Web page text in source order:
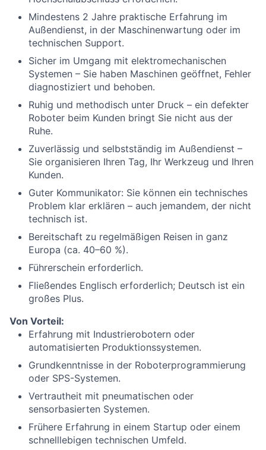
Mindestens 2 Jahre praktische Erfahrung im
Außendienst, in der Maschinenwartung oder im
technischen Support.
Sicher im Umgang mit elektromechanischen
Systemen – Sie haben Maschinen geöffnet, Fehler
diagnostiziert und behoben.
Ruhig und methodisch unter Druck – ein defekter
Roboter beim Kunden bringt Sie nicht aus der
Ruhe.
Zuverlässig und selbstständig im Außendienst –
Sie organisieren Ihren Tag, Ihr Werkzeug und Ihren
Kunden.
Guter Kommunikator: Sie können ein technisches
Problem klar erklären – auch jemandem, der nicht
technisch ist.
Bereitschaft zu regelmäßigen Reisen in ganz
Europa (ca. 40–60 %).
Führerschein erforderlich.
Fließendes Englisch erforderlich; Deutsch ist ein
großes Plus.
Von Vorteil:
Erfahrung mit Industrierobotern oder
automatisierten Produktionssystemen.
Grundkenntnisse in der Roboterprogrammierung
oder SPS-Systemen.
Vertrautheit mit pneumatischen oder
sensorbasierten Systemen.
Frühere Erfahrung in einem Startup oder einem
schnelllebigen technischen Umfeld.